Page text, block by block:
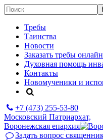
Требы
Таинства
Новости
Заказать требы онлайн
Духовная помощь
Контакты
Новомученики и
+7 (473) 255-53-80
Московский Патриархат,
Воронежская епархия
Задать вопрос